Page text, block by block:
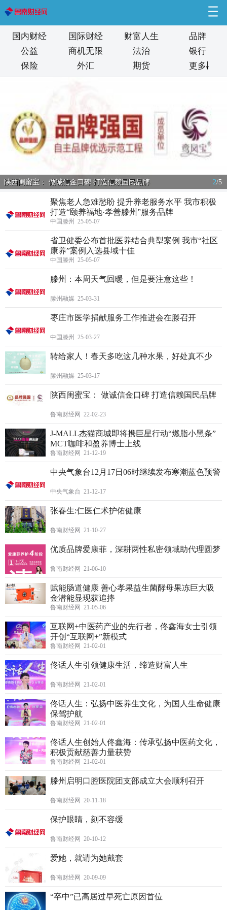
国内财经 国际财经 财富人生
品牌
公益
商机无限 法治
银行
保险
外汇 期货 更多
陕西闺蜜宝： 做诚信金口碑 打造信赖国民品牌 2/5
聚焦老人急难愁盼 提升养老服务水平 我市积极
打造“颐养福地·孝善滕州”服务品牌
中国滕州 25-05-07
省卫健委公布首批医养结合典型案例 我市“社区
康养”案例入选县域十佳
中国滕州 25-05-07
滕州：本周天气回暖，但是要注意这些！
滕州融媒 25-03-31
枣庄市医学捐献服务工作推进会在滕召开
中国滕州 25-03-27
转给家人！春天多吃这几种水果，好处真不少
滕州融媒 25-03-17
陕西闺蜜宝： 做诚信金口碑 打造信赖国民品牌
鲁南财经网 22-02-23
J-MALL杰猫商城即将携巨星行动“燃脂小黑条”
MCT咖啡和盈养博士上线
鲁南财经网 21-12-19
中央气象台12月17日06时继续发布寒潮蓝色预警
中央气象台 21-12-17
张春生:仁医仁术护佑健康
鲁南财经网 21-10-27
优质品牌爱康菲，深耕两性私密领域助代理圆梦
鲁南财经网 21-06-10
赋能肠道健康 善心孝果益生菌酵母果冻巨大吸
金潜能显现获追捧
鲁南财经网 21-05-06
互联网+中医药产业的先行者，佟鑫海女士引领
开创“互联网+”新模式
鲁南财经网 21-02-01
佟话人生引领健康生活，缔造财富人生
鲁南财经网 21-02-01
佟话人生：弘扬中医养生文化，为国人生命健康
保驾护航
鲁南财经网 21-02-01
佟话人生创始人佟鑫海：传承弘扬中医药文化，
积极贡献慈善力量获赞
鲁南财经网 21-02-01
滕州启明口腔医院团支部成立大会顺利召开
鲁南财经网 20-11-18
保护眼睛，刻不容缓
鲁南财经网 20-10-12
爱她，就请为她戴套
鲁南财经网 20-09-09
“卒中”已高居过早死亡原因首位